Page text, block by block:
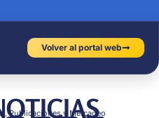
Volver al portal web
Publicaciones y Mercadeo